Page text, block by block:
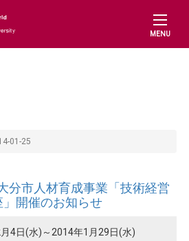
MENU
01-25
分市人材育成事業「技術経営
」開催のお知らせ
4日(水)～2014年1月29日(水)